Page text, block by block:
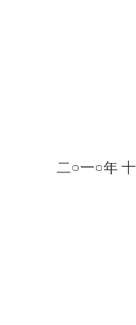
二○一○年